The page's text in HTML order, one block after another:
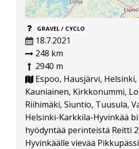
GRAVEL / CYCLO
18.7.2021
248 km
2940 m
Espoo, Hausjärvi,
Kauniainen, Kirkkonummi,
Riihimäki, Siuntio, Tuusula,
Helsinki-Karkkila-Hyvinkää
hyödyntää perinteistä Reitti
Hyvinkäälle vievää